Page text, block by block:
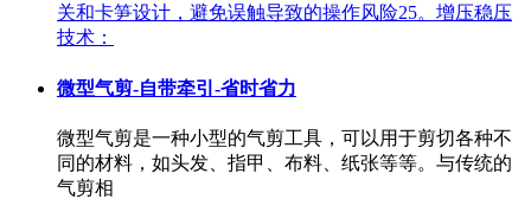
关和卡笋设计，避免误触导致的操作风险25。增压稳压
技术：
微型气剪-自带牵引-省时省力
微型气剪是一种小型的气剪工具，可以用于剪切各种不
同的材料，如头发、指甲、布料、纸张等等。与传统的
气剪相